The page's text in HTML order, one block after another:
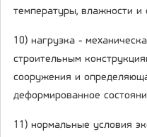
температуры, влажности и
10) нагрузка -
строительным
сооружения и
деформированное
11) нормальные условия